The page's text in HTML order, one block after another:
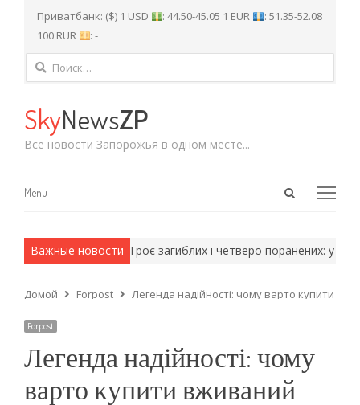
Приватбанк: ($) 1 USD : 44.50-45.05 1 EUR
: 51.35-52.08
100 RUR
: -
Найти:
SkyNewsZP
Все новости Запорожья в одном месте...
Open
Menu
Menu
Важные новости
методы. Троє загиблих і четверо поранених: у
Домой Forpost Легенда надійності: чому варто купити
Forpost
Легенда надійності: чому
варто купити вживаний